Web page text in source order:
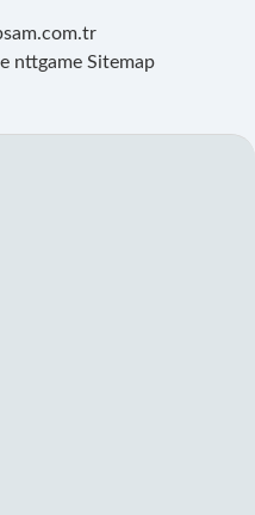
nttgame Sitemap